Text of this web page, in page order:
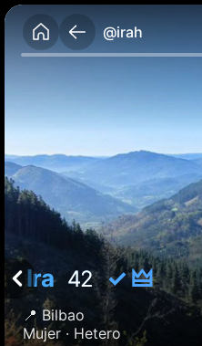
@irah
Ira 42✓ 🜲
📍 Bilbao
Mujer · Hetero